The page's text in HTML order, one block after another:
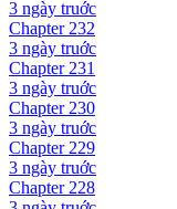
3 ngày truớc
Chapter232
3 ngày truớc
Chapter231
3 ngày truớc
Chapter230
3 ngày truớc
Chapter229
3 ngày truớc
Chapter228